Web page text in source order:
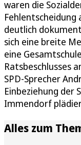
waren die
deutlich
sich eine breite
eine
Ratsbeschlusses
SPD-Sprecher
Einbeziehung der
Immendorf
Alles zum